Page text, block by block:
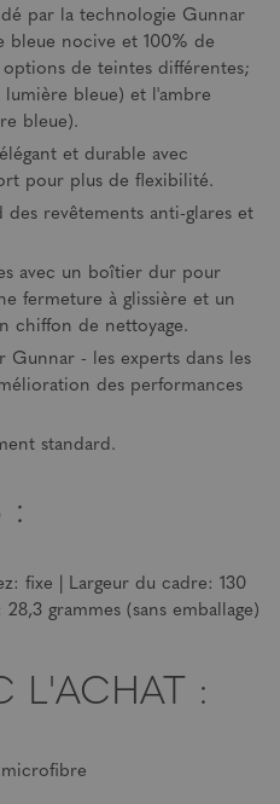
par la technologie Gunnar
bleue nocive et 100% de
de teintes différentes;
bleue) et l'ambre
bleue).
et durable avec
pour plus de flexibilité.
revêtements anti-glares et
avec un boîtier dur pour
fermeture à glissière et un
chiffon de nettoyage.
- les experts dans les
des performances
standard.
:
fixe | Largeur du cadre: 130
grammes (sans emballage)
L'ACHAT :
microfibre